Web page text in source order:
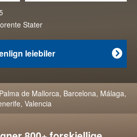
Stater

leiebiler
Palma de Mallorca, Barcelona, Málaga,
, Valencia